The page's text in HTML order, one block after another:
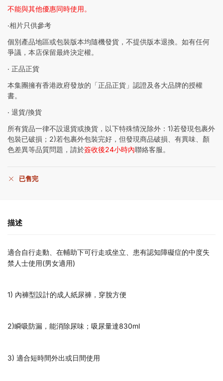
不能與其他優惠同時使用。
‧相片只供參考
個別產品地區或包裝版本均隨機發貨，不提供版本退換。如有任何
爭議，本店保留最終決定權。
‧ 正品正貨
本集團擁有香港政府發放的「正品正貨」認證及各大品牌的授權
書。
‧ 退貨/換貨
所有貨品一律不設退貨或換貨，以下特殊情況除外：1)若發現包裹外
包裝已破損；2)若包裹外包裝完好，但發現商品破損、有異味、顏
色差異等品質問題，請於簽收後24小時內聯絡客服。
已售完
描述
適合自行走動、在輔助下可行走或坐立、患有認知障礙症的中度失
禁人士使用(男女適用)
1) 內褲型設計的成人紙尿褲，穿脫方便
2)瞬吸防漏，能消除尿味；吸尿量達830ml
3) 適合短時間外出或日間使用